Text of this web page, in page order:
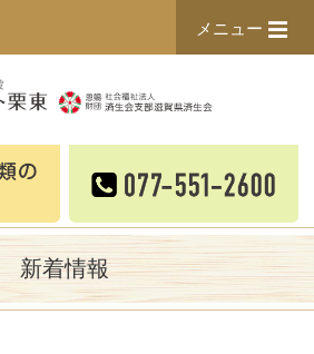
メニュー
新着情報